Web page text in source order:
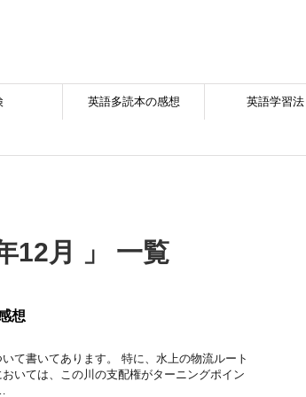
英語多読本の感想 英語学習法
12月 」 一覧
想
て書いてあります。 特に、水上の物流ルート
いては、この川の支配権がターニングポイン